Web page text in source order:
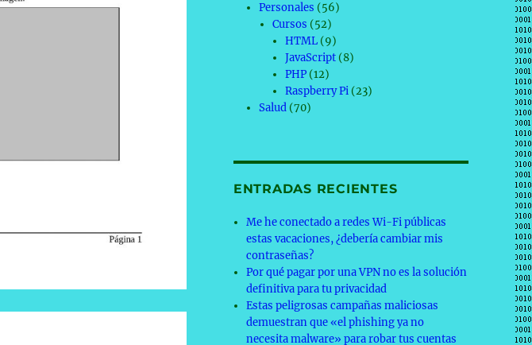
Personales (56)
Cursos (52)
HTML(9)
JavaScript(8)
PHP(12)
Raspberry Pi(23)
Salud (70)
ENTRADAS RECIENTES
Me he conectado a redes Wi-Fi públicas
estas vacaciones, ¿debería cambiar mis
contraseñas?
Por qué pagar por una VPN no es la solución
definitiva para tu privacidad
Estas peligrosas campañas maliciosas
demuestran que «el phishing ya no
necesita malware» para robar tus cuentas